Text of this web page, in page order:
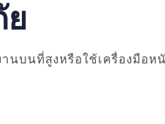
ย
บนที่สูงหรือใช้เครื่องมือ